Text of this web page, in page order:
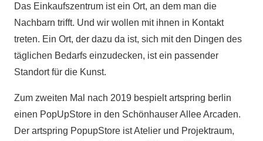
Das Einkaufszentrum ist ein Ort, an dem man die
Nachbarn trifft. Und wir wollen mit ihnen in Kontakt
treten. Ein Ort, der dazu da ist, sich mit den Dingen des
täglichen Bedarfs einzudecken, ist ein passender
Standort für die Kunst.
Zum zweiten Mal nach 2019 bespielt artspring berlin
einen PopUpStore in den Schönhauser Allee Arcaden.
Der artspring PopupStore ist Atelier und Projektraum,